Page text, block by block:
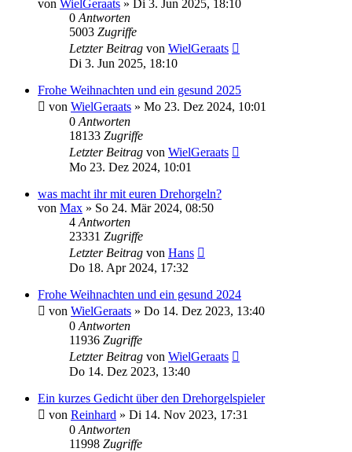
von WielGeraats » Di 3. Jun 2025, 18:10
0Antworten
5003 Zugriffe
Letzter Beitrag von WielGeraats
Di 3. Jun 2025, 18:10
Frohe Weihnachten und ein gesund 2025
von WielGeraats » Mo 23. Dez 2024, 10:01
0Antworten
18133 Zugriffe
Letzter Beitrag von WielGeraats
Mo 23. Dez 2024, 10:01
was macht ihr mit euren Drehorgeln?
von Max » So 24. Mär 2024, 08:50
4Antworten
23331 Zugriffe
Letzter Beitrag von Hans
Do 18. Apr 2024, 17:32
Frohe Weihnachten und ein gesund 2024
von WielGeraats » Do 14. Dez 2023, 13:40
0Antworten
11936 Zugriffe
Letzter Beitrag von WielGeraats
Do 14. Dez 2023, 13:40
Ein kurzes Gedicht über den Drehorgelspieler
von Reinhard » Di 14. Nov 2023, 17:31
0Antworten
11998 Zugriffe